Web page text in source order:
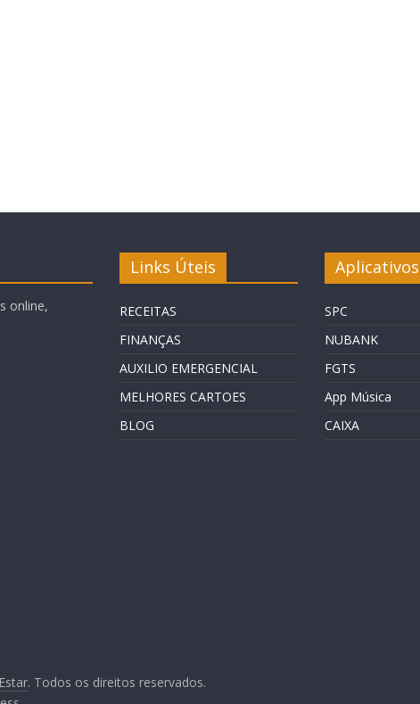
online,
Links Úteis
RECEITAS
FINANÇAS
AUXILIO EMERGENCIAL
MELHORES CARTOES
BLOG
Aplicativos
SPC
NUBANK
FGTS
App Música
CAIXA
. Todos os direitos reservados.